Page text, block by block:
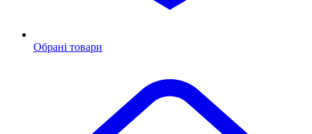
Обрані товари